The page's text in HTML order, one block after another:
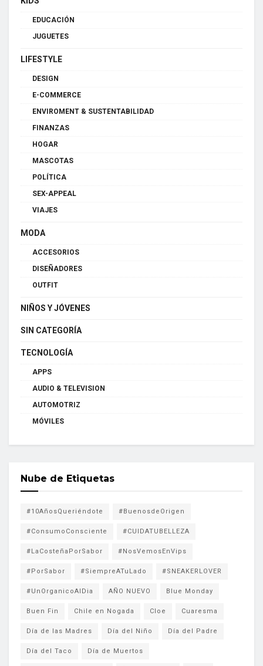
EDUCACIÓN
JUGUETES
LIFESTYLE
DESIGN
E-COMMERCE
ENVIROMENT & SUSTENTABILIDAD
FINANZAS
HOGAR
MASCOTAS
POLÍTICA
SEX-APPEAL
VIAJES
MODA
ACCESORIOS
DISEÑADORES
OUTFIT
NIÑOS Y JÓVENES
SIN CATEGORÍA
TECNOLOGÍA
APPS
AUDIO & TELEVISION
AUTOMOTRIZ
MÓVILES
Nube de Etiquetas
#10AñosQueriéndote #BuenosdeOrigen
#ConsumoConsciente #CUIDATUBELLEZA
#LaCosteñaPorSabor #NosVemosEnVips
#PorSabor #SiempreATuLado #SNEAKERLOVER
#UnOrganicoAlDia AÑO NUEVO Blue Monday
Buen Fin Chile en Nogada Cloe Cuaresma
Día de las Madres Día del Niño Día del Padre
Día del Taco Día de Muertos